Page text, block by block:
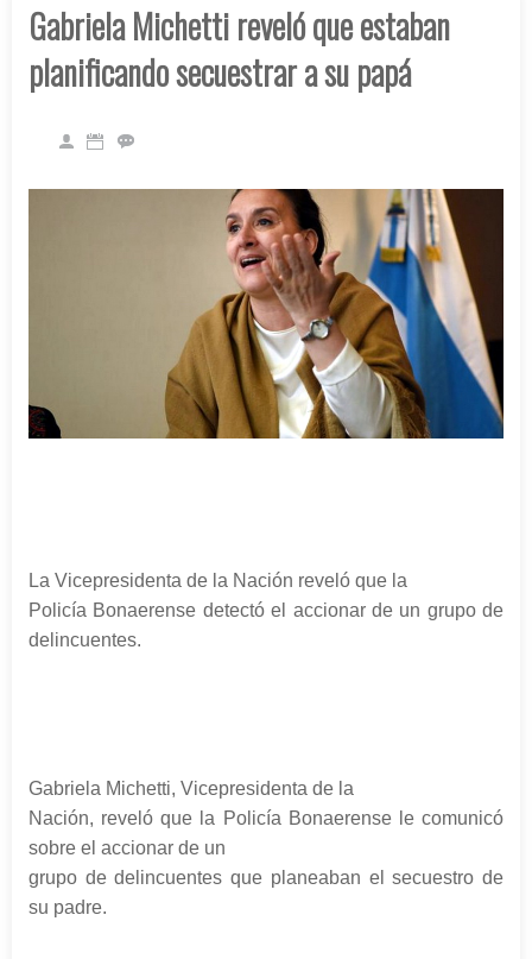
Gabriela Michetti reveló que estaban
planificando secuestrar a su papá
La Vicepresidenta de la Nación reveló que la
Policía Bonaerense detectó el accionar de un grupo de
delincuentes.
Gabriela Michetti, Vicepresidenta de la
Nación, reveló que la Policía Bonaerense le comunicó
sobre el accionar de un
grupo de delincuentes que planeaban el secuestro de
su padre.